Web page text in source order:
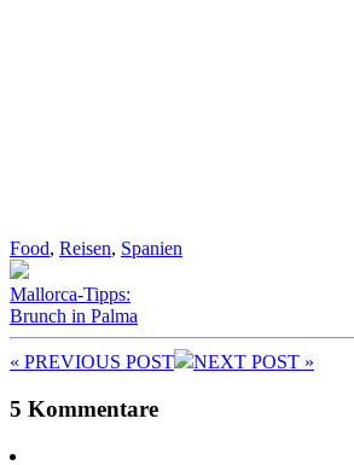
Food, Reisen, Spanien
Mallorca-Tipps:
Brunch in Palma
« PREVIOUS POST NEXT POST »
5 Kommentare